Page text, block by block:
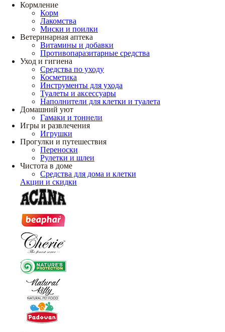
Кормление
Корм
Лакомства
Миски и поилки
Ветеринарная аптека
Витамины и добавки
Противопаразитарные средства
Уход и гигиена
Средства по уходу
Косметика
Инструменты для ухода
Туалеты и аксессуары
Наполнители для клетки и туалета
Домашний уют
Гамаки и тоннели
Игры и развлечения
Игрушки
Прогулки и путешествия
Переноски
Рулетки и шлеи
Чистота в доме
Средства для дома и клетки
Акции и скидки